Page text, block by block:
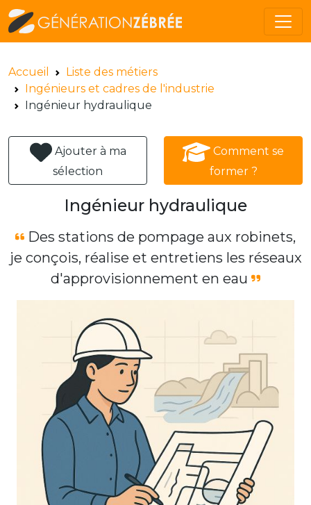
Accueil
Liste des métiers
Ingénieurs et cadres de l'industrie
Ingénieur hydraulique
Ajouter à ma
sélection
Comment se
former ?
Ingénieur hydraulique
Des stations de pompage aux robinets,
je conçois, réalise et entretiens les réseaux
d'approvisionnement en eau